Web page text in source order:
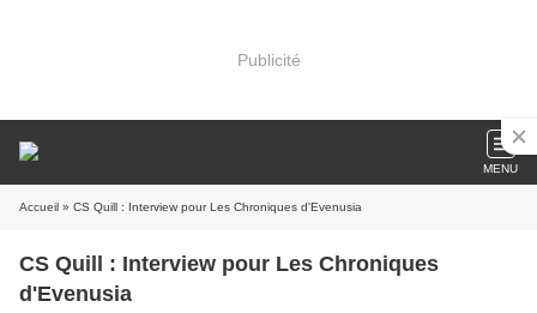
Publicité
MENU
Accueil » CS Quill : Interview pour Les Chroniques d'Evenusia
CS Quill : Interview pour Les Chroniques
d'Evenusia